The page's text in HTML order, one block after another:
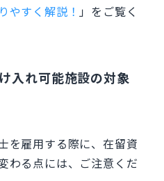
やすく解説！ 」をご覧く
入れ可能施設の対象
を雇用する際に、在留資
わる点には、ご注意くだ